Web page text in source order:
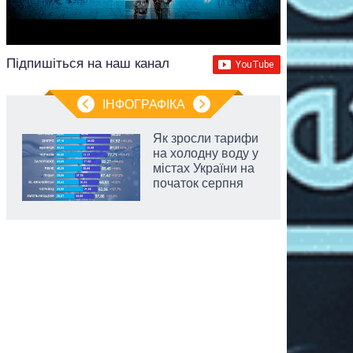
Підпишіться на наш канал
ІНФОГРАФІКА
Як зросли тарифи
на холодну воду у
містах України на
початок серпня